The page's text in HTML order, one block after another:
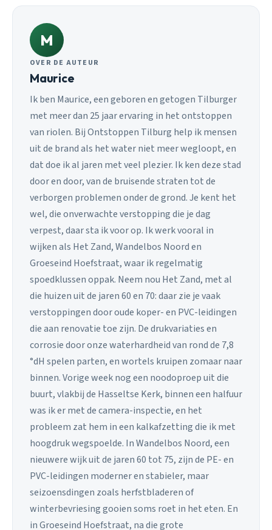
M
OVER DE AUTEUR
Maurice
Ik ben Maurice, een geboren en getogen Tilburger
met meer dan 25 jaar ervaring in het ontstoppen
van riolen. Bij Ontstoppen Tilburg help ik mensen
uit de brand als het water niet meer wegloopt, en
dat doe ik al jaren met veel plezier. Ik ken deze stad
door en door, van de bruisende straten tot de
verborgen problemen onder de grond. Je kent het
wel, die onverwachte verstopping die je dag
verpest, daar sta ik voor op. Ik werk vooral in
wijken als Het Zand, Wandelbos Noord en
Groeseind Hoefstraat, waar ik regelmatig
spoedklussen oppak. Neem nou Het Zand, met al
die huizen uit de jaren 60 en 70: daar zie je vaak
verstoppingen door oude koper- en PVC-leidingen
die aan renovatie toe zijn. De drukvariaties en
corrosie door onze waterhardheid van rond de 7,8
°dH spelen parten, en wortels kruipen zomaar naar
binnen. Vorige week nog een noodoproep uit die
buurt, vlakbij de Hasseltse Kerk, binnen een halfuur
was ik er met de camera-inspectie, en het
probleem zat hem in een kalkafzetting die ik met
hoogdruk wegspoelde. In Wandelbos Noord, een
nieuwere wijk uit de jaren 60 tot 75, zijn de PE- en
PVC-leidingen moderner en stabieler, maar
seizoensdingen zoals herfstbladeren of
winterbevriesing gooien soms roet in het eten. En
in Groeseind Hoefstraat, na die grote